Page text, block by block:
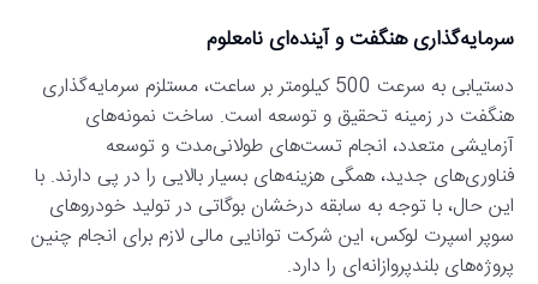
سرمایه‌گذاری هنگفت و آینده‌ای نامعلوم
دستیابی به سرعت 500 کیلومتر بر ساعت، مستلزم سرمایه‌گذاری
هنگفت در زمینه تحقیق و توسعه است. ساخت نمونه‌های
آزمایشی متعدد، انجام تست‌های طولانی‌مدت و توسعه
فناوری‌های جدید، همگی هزینه‌های بسیار بالایی را در پی دارند. با
این حال، با توجه به سابقه درخشان بوگاتی در تولید خودروهای
سوپر اسپرت لوکس، این شرکت توانایی مالی لازم برای انجام چنین
پروژه‌های بلندپروازانه‌ای را دارد.